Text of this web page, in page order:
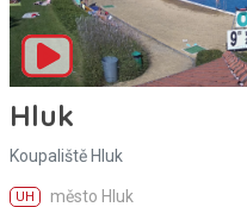
Hluk
Koupaliště Hluk
UH město Hluk